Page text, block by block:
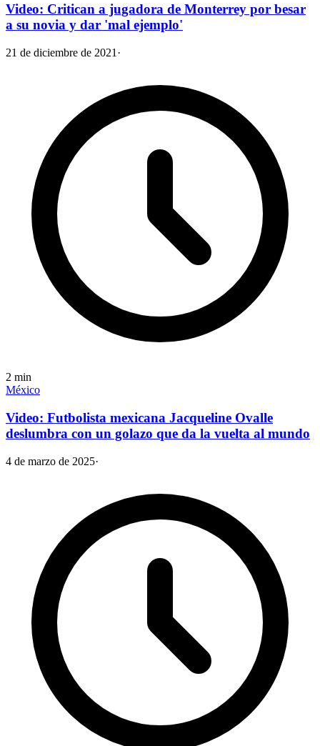
Video: Critican a jugadora de Monterrey por besar
a su novia y dar 'mal ejemplo'
21 de diciembre de 2021 ·
2 min
México
Video: Futbolista mexicana Jacqueline Ovalle
deslumbra con un golazo que da la vuelta al mundo
4 de marzo de 2025·